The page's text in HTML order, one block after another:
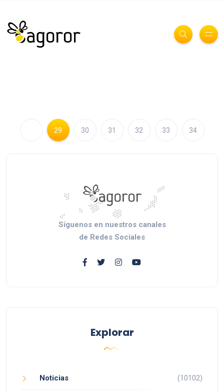
29 30 31 32 33 34
Síguenos en nuestros canales
de Redes Sociales
Explorar
Noticias (10102)